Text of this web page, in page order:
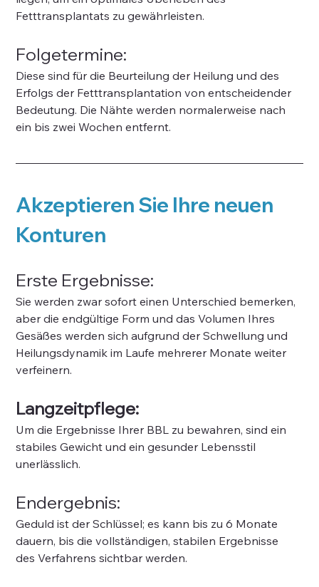
Fetttransplantats zu gewährleisten.
Folgetermine:
Diese sind für die Beurteilung der Heilung und des
Erfolgs der Fetttransplantation von entscheidender
Bedeutung. Die Nähte werden normalerweise nach
ein bis zwei Wochen entfernt.
Akzeptieren Sie Ihre neuen
Konturen
Erste Ergebnisse:
Sie werden zwar sofort einen Unterschied bemerken,
aber die endgültige Form und das Volumen Ihres
Gesäßes werden sich aufgrund der Schwellung und
Heilungsdynamik im Laufe mehrerer Monate weiter
verfeinern.
Langzeitpflege:
Um die Ergebnisse Ihrer BBL zu bewahren, sind ein
stabiles Gewicht und ein gesunder Lebensstil
unerlässlich.
Endergebnis:
Geduld ist der Schlüssel; es kann bis zu 6 Monate
dauern, bis die vollständigen, stabilen Ergebnisse
des Verfahrens sichtbar werden.